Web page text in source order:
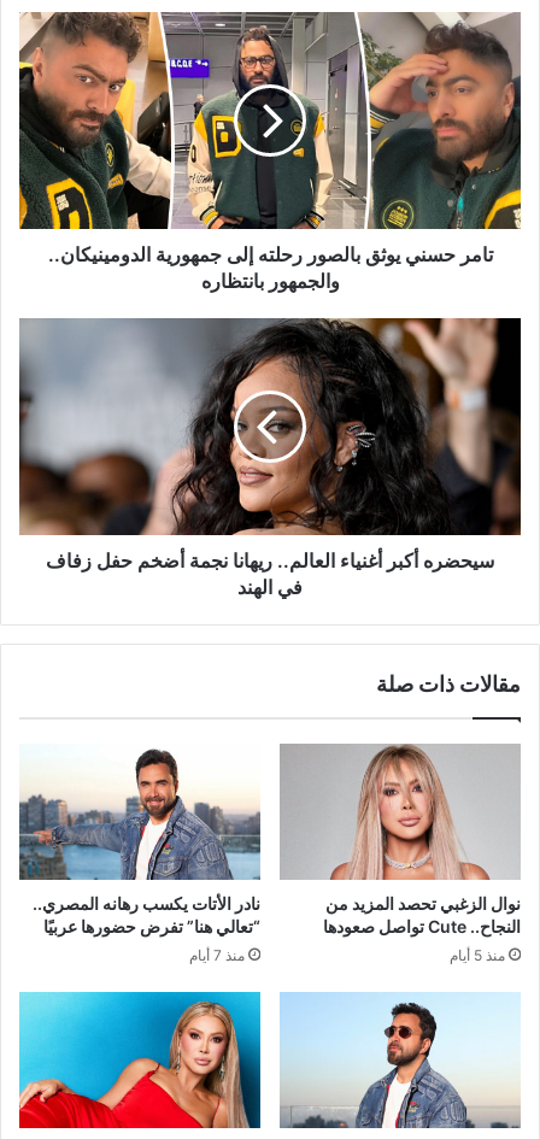
تامر
حسني
يوثق
بالصور
رحلته
إلى
جمهورية
الدومينيكان..
والجمهور
بانتظارهتامر حسني يوثق بالصور رحلته إلى جمهورية الدومينيكان..
والجمهور بانتظاره
سيحضره
أكبر
أغنياء
العالم..
أضخم
زفاف
سيحضره أكبر أغنياء العالم.. ريهانا نجمة أضخم حفل زفاف
في الهند
مقالات ذات صلة
نوال الزغبي تحصد المزيد من
النجاح.. Cute تواصل صعودها
منذ 5 أيام
نادر الأتات يكسب رهانه المصري..
“تعالي هنا” تفرض حضورها عربيًا
منذ 7 أيام